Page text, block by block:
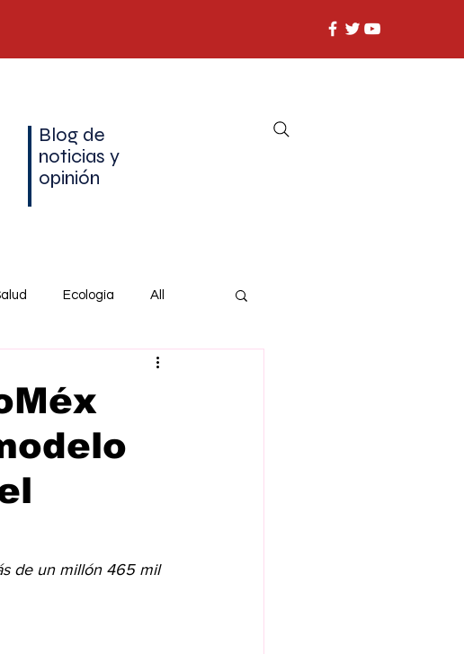
Blog de
noticias y
opinión
Ecología All
de un millón 465 mil